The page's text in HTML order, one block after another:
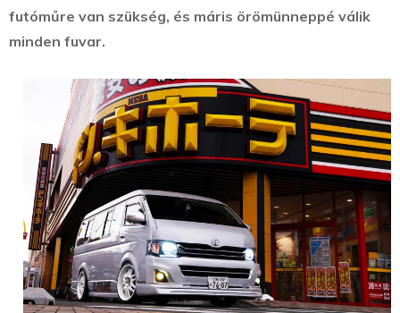
futóműre van szükség, és máris örömünneppé válik
minden fuvar.